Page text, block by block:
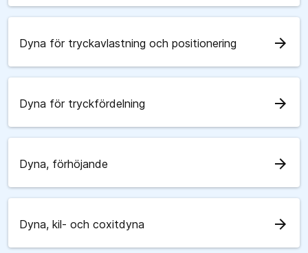
Dyna för tryckavlastning och positionering arrow_forward
Dyna för tryckfördelning arrow_forward
Dyna, förhöjande arrow_forward
Dyna, kil- och coxitdyna arrow_forward